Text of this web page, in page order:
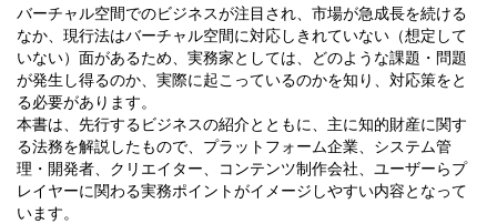
バーチャル空間でのビジネスが注目され、市場が急成長を続ける
なか、現行法はバーチャル空間に対応しきれていない（想定して
いない）面があるため、実務家としては、どのような課題・問題
が発生し得るのか、実際に起こっているのかを知り、対応策をと
る必要があります。
本書は、先行するビジネスの紹介とともに、主に知的財産に関す
る法務を解説したもので、プラットフォーム企業、システム管
理・開発者、クリエイター、コンテンツ制作会社、ユーザーらプ
レイヤーに関わる実務ポイントがイメージしやすい内容となって
います。